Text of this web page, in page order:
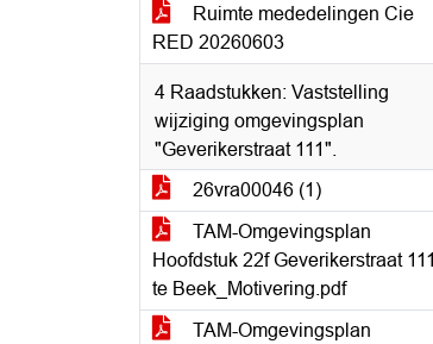
Ruimte mededelingen Cie
RED 20260603
4 Raadstukken: Vaststelling
wijziging omgevingsplan
"Geverikerstraat 111".
26vra00046 (1)
TAM-Omgevingsplan
Hoofdstuk 22f Geverikerstraat 111
te Beek_Motivering.pdf
TAM-Omgevingsplan